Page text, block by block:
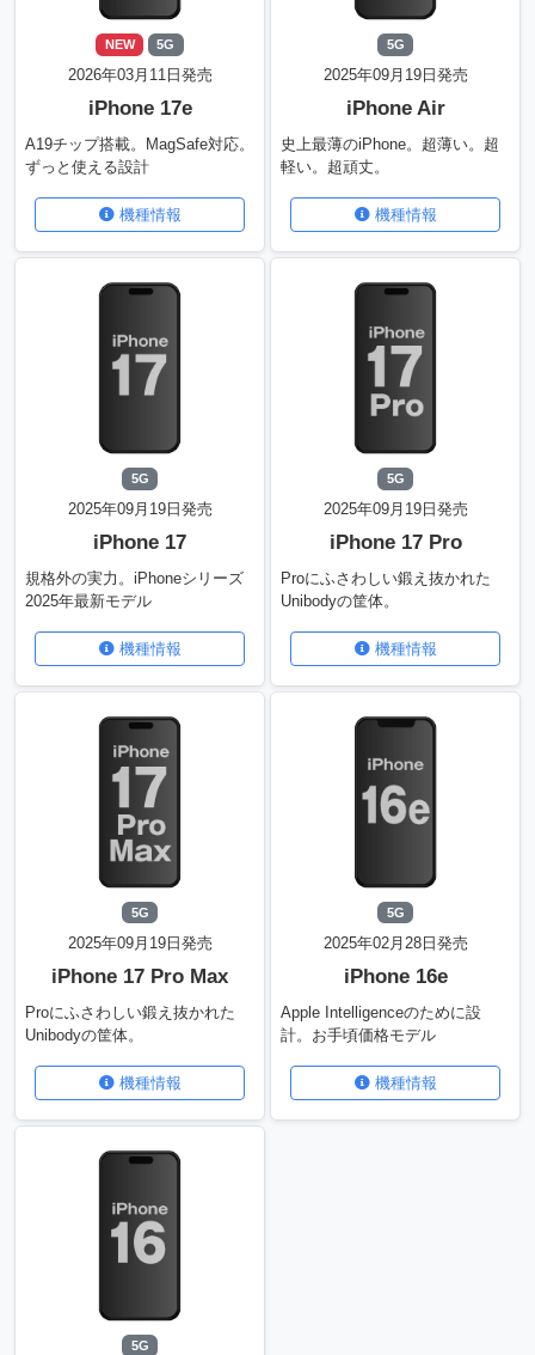
NEW 5G
2026年03月11日発売
iPhone 17e
A19チップ搭載。MagSafe対応。
ずっと使える設計
機種情報
5G
2025年09月19日発売
iPhone Air
史上最薄のiPhone。超薄い。超
軽い。超頑丈。
機種情報
5G
2025年09月19日発売
iPhone 17
規格外の実力。iPhoneシリーズ
2025年最新モデル
機種情報
5G
2025年09月19日発売
iPhone 17 Pro
Proにふさわしい鍛え抜かれた
Unibodyの筐体。
機種情報
5G
2025年09月19日発売
iPhone 17 Pro Max
Proにふさわしい鍛え抜かれた
Unibodyの筐体。
機種情報
5G
2025年02月28日発売
iPhone 16e
Apple Intelligenceのために設
計。お手頃価格モデル
機種情報
5G